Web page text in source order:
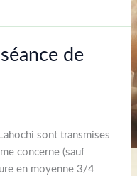
de
sont transmises
concerne (sauf
en moyenne 3/4